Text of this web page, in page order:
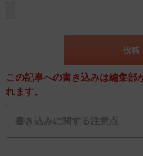
この記事への書き込みは編集部
れます。
書き込みに関する注意点